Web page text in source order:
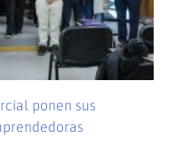
ponen sus